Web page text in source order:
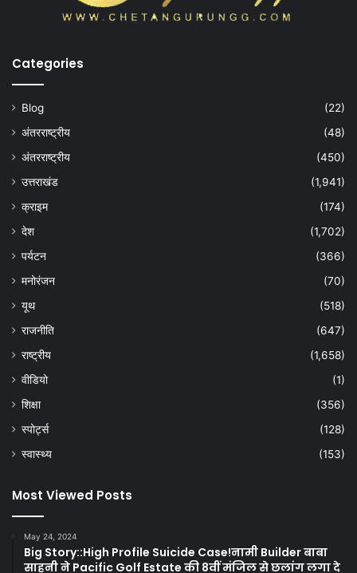
Categories
Blog
(22)
अंतरराष्ट्रीय
(48)
अंतरराष्ट्रीय
(450)
उत्तराखंड
(1,941)
क्राइम
(174)
देश
(1,702)
पर्यटन
(366)
मनोरंजन
(70)
यूथ
(518)
राजनीति
(647)
राष्ट्रीय
(1,658)
वीडियो
(1)
शिक्षा
(356)
स्पोर्ट्स
(128)
स्वास्थ्य
(153)
Most Viewed Posts
May 24, 2024
Big Story::High Profile Suicide Case!नामी Builder बाबा
साहनी ने Pacific Golf Estate की 8वीं मंजिल से छलांग लगा दे